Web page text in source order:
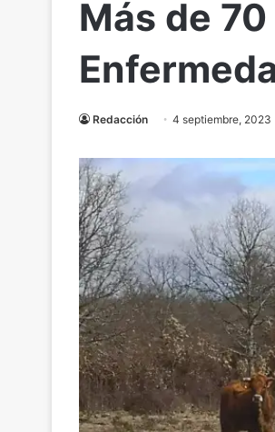
Más de
Redacción 4 septiembre, 2023